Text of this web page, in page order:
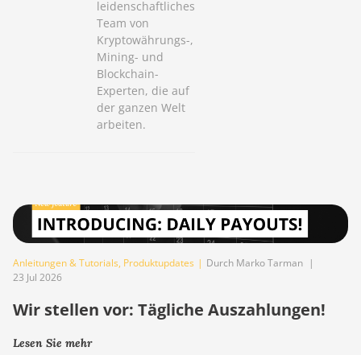
leidenschaftliches
Team von
Kryptowährungs-,
Mining- und
Blockchain-
Experten, die auf
der ganzen Welt
arbeiten.
Anleitungen & Tutorials, Produktupdates | Durch Marko Tarman |
23 Jul 2026
Wir stellen vor: Tägliche Auszahlungen!
Lesen Sie mehr